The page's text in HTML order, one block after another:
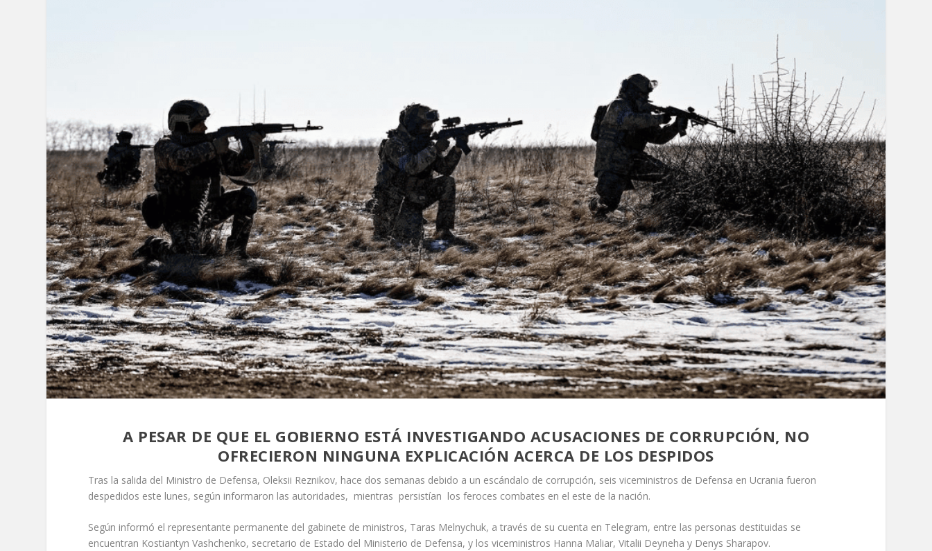
A PESAR DE QUE EL GOBIERNO ESTÁ INVESTIGANDO ACUSACIONES DE CORRUPCIÓN, NO
OFRECIERON NINGUNA EXPLICACIÓN ACERCA DE LOS DESPIDOS
Tras la salida del Ministro de Defensa, Oleksii Reznikov, hace dos semanas debido a un escándalo de corrupción, seis viceministros de Defensa en Ucrania fueron
despedidos este lunes, según informaron las autoridades, mientras persistían los feroces combates en el este de la nación.
Según informó el representante permanente del gabinete de ministros, Taras Melnychuk, a través de su cuenta en Telegram, entre las personas destituidas se
encuentran Kostiantyn Vashchenko, secretario de Estado del Ministerio de Defensa, y los viceministros Hanna Maliar, Vitalii Deyneha y Denys Sharapov.